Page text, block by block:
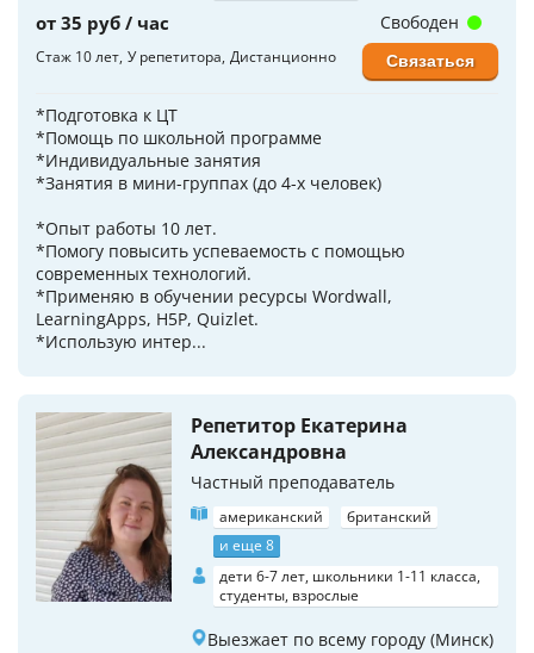
от 35 руб / час
Стаж 10 лет У репетитора Дистанционно
*Подготовка к ЦТ
*Помощь по школьной программе
*Индивидуальные занятия
*Занятия в мини-группах (до 4-х человек)
*Опыт работы 10 лет.
*Помогу повысить успеваемость с помощью
современных технологий.
*Применяю в обучении ресурсы Wordwall,
LearningApps, H5P, Quizlet.
*Использую интер...
Свободен
Связаться
Репетитор Екатерина
Александровна
Частный преподаватель
американский
британский
и еще 8
дети 6-7 лет, школьники 1-11 класса,
студенты, взрослые
Выезжает по всему городу (Минск)